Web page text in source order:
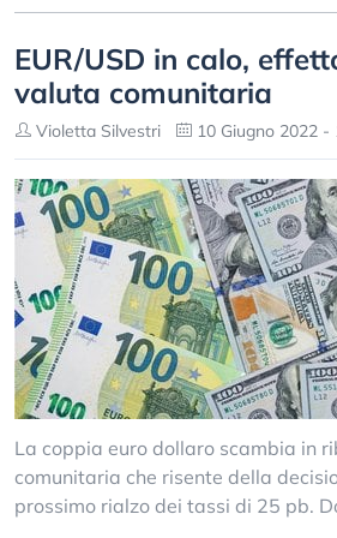
EUR/USD in calo,
valuta comunitaria
Violetta Silvestri 10 Giugno 2022 -
La coppia euro dollaro scambia in
comunitaria che risente della
prossimo rialzo dei tassi di 25 pb.